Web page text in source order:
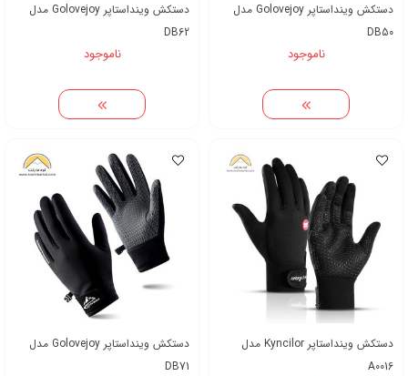
دستکش وینداستاپر Golovejoy مدل
DB50
ناموجود
دستکش وینداستاپر Golovejoy مدل
DB62
ناموجود
دستکش وینداستاپر Kyncilor مدل
A0016
دستکش وینداستاپر Golovejoy مدل
DB71